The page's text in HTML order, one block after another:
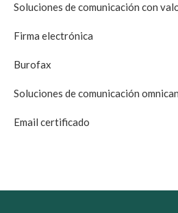
Soluciones de comunicación con
Firma electrónica
Burofax
Soluciones de comunicación
Email certificado